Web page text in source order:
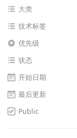
大类
技术标签
优先级
状态
开始日期
最后更新
Public